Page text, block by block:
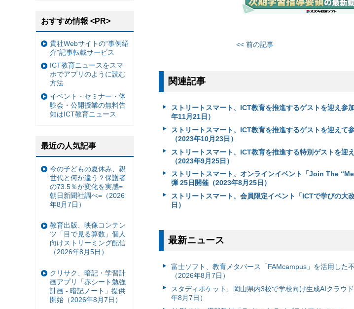
<< 前の記事
関連記事
ストリートスマート、ICT教育を推進するゲストを迎え参
年11月21日）
ストリートスマート、ICT教育を推進するゲストを迎えて
（2023年10月23日）
ストリートスマート、ICT教育を推進する特別ゲストを迎
（2023年9月25日）
ストリートスマート、オンラインイベント「Join The
弾 25日開催（2023年8月25日）
ストリートスマート、会員限定イベント「ICTで学びの大
日）
最新ニュース
富⼠ソフト、教育メタバース「FAMcampus」を活用した
（2026年8月7日）
スタディポケット、岡山県内3校で学校向け生成AIクラウ
年8月7日）
おすすめ情報 <PR>
貴社Webサイトの“事例紹
介”記事転載サービス
ICT教育ニュースをスマ
ホでアプリのように読む
方法
イベント・セミナー・体
験会・公開授業の無料告
知はICT教育ニュース
最近の人気記事
今の子どもの夏休み、親
世代と何が違う？保護者
の73.5％が変化を実感=
朝日新聞社調べ=（2026
年8月7日）
教育出版、映像コンテン
ツ「目で見る算数」個人
向けストリーミング配信
（2026年8月5日）
クリサク、暗記・学習計
画アプリ「赤シート勉強
計画 - 暗記ノート」提供
開始（2026年8月7日）